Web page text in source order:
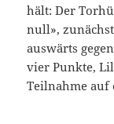
hält: Der
null»,
auswärts
vier Punkte,
Teilnahme auf